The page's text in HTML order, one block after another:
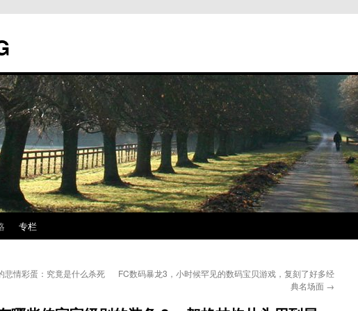
专栏
悲情彩蛋：究竟是什么杀死
FC数码暴龙3，小时候罕见的数码宝贝游戏，复刻了好多经
典名场面 →